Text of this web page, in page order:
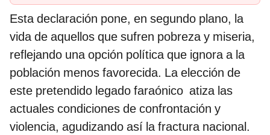
Esta declaración pone, en segundo plano, la
vida de aquellos que sufren pobreza y miseria,
reflejando una opción política que ignora a la
población menos favorecida. La elección de
este pretendido legado faraónico atiza las
actuales condiciones de confrontación y
violencia, agudizando así la fractura nacional.